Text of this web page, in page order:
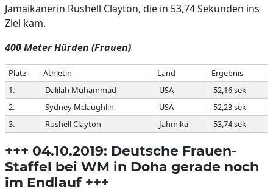
Jamaikanerin Rushell Clayton, die in 53,74 Sekunden ins
Ziel kam.
400 Meter Hürden (Frauen)
Platz Athletin Land
Ergebnis
1.
Dalilah Muhammad USA
52,16 sek
2.
Sydney Mclaughlin USA
52,23 sek
3.
Rushell Clayton Jahmika 53,74 sek
+++ 04.10.2019: Deutsche Frauen-
Staffel bei WM in Doha gerade noch
im Endlauf +++